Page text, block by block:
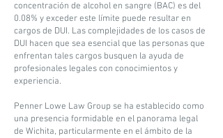
concentración de alcohol en sangre (BAC) es del
0.08% y exceder este límite puede resultar en
cargos de DUI. Las complejidades de los casos de
DUI hacen que sea esencial que las personas que
enfrentan tales cargos busquen la ayuda de
profesionales legales con conocimientos y
experiencia.
Penner Lowe Law Group se ha establecido como
una presencia formidable en el panorama legal
de Wichita, particularmente en el ámbito de la